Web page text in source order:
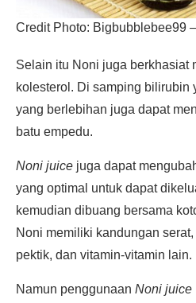
Credit Photo: Bigbubblebee99
Selain itu Noni juga berkhasiat
kolesterol. Di samping bilirubin
yang berlebihan juga dapat
batu empedu.
Noni juice juga dapat
yang optimal untuk dapat
kemudian dibuang bersama
Noni memiliki kandungan
pektik, dan vitamin-vitamin lain.
Namun penggunaan Noni juice